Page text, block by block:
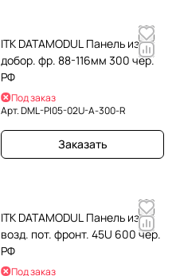
ITK DATAMODUL Панель изол.
добор. фр. 88-116мм 300 чер.
РФ
Под заказ
Арт.DML-PI05-02U-A-300-R
Заказать
ITK DATAMODUL Панель изол.
возд. пот. фронт. 45U 600 чер.
РФ
Под заказ